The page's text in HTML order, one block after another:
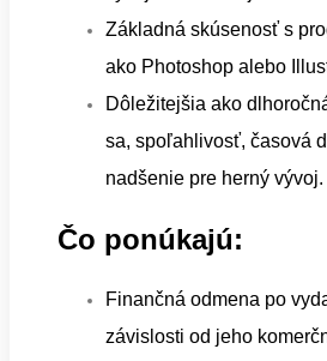
Základná skúsenosť s
ako Photoshop alebo
Dôležitejšia ako
sa, spoľahlivosť, časová
nadšenie pre herný vývoj.
Čo ponúkajú:
Finančná odmena po
závislosti od jeho